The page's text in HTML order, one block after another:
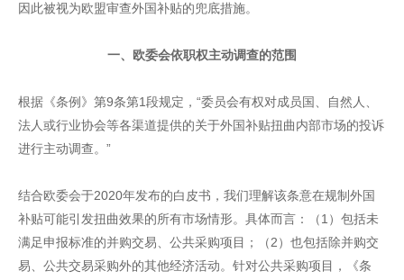
因此被视为欧盟审查外国补贴的兜底措施。
一、欧委会依职权主动调查的范围
根据《条例》第9条第1段规定，“委员会有权对成员国、自然人、
法人或行业协会等各渠道提供的关于外国补贴扭曲内部市场的投诉
进行主动调查。”
结合欧委会于2020年发布的白皮书，我们理解该条意在规制外国
补贴可能引发扭曲效果的所有市场情形。具体而言：（1）包括未
满足申报标准的并购交易、公共采购项目；（2）也包括除并购交
易、公共交易采购外的其他经济活动。针对公共采购项目，《条